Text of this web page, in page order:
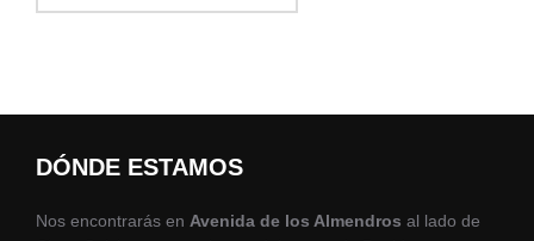
DÓNDE ESTAMOS
Nos encontrarás en Avenida de los Almendros al lado de